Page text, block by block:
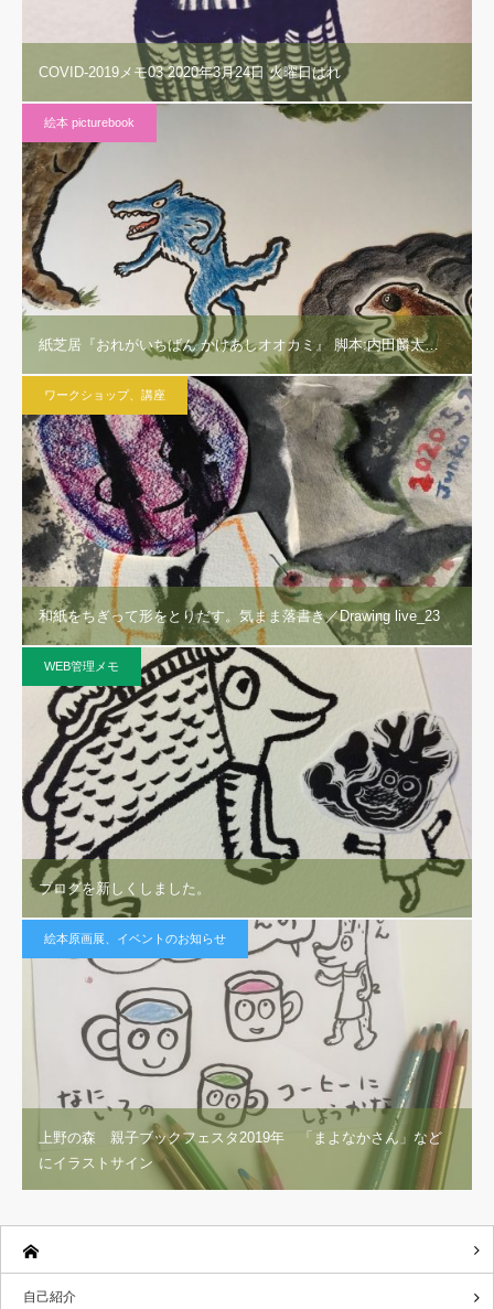
COVID-2019メモ03 2020年3月24日 火曜日はれ
絵本 picturebook
紙芝居『おれがいちばん かけあしオオカミ』 脚本:内田麟太…
ワークショップ、講座
和紙をちぎって形をとりだす。気まま落書き／Drawing live_23
WEB管理メモ
ブログを新しくしました。
絵本原画展、イベントのお知らせ
上野の森 親子ブックフェスタ2019年 「まよなかさん」など
にイラストサイン
自己紹介